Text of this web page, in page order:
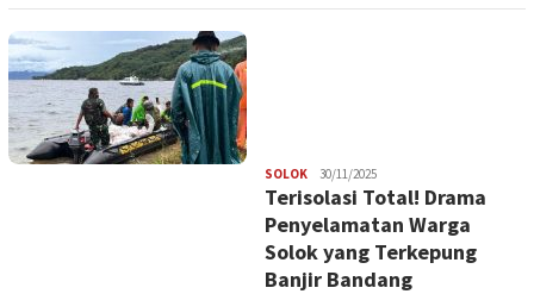
SOLOKRedaksi
30/11/2025
Terisolasi Total! Drama
Penyelamatan Warga
Solok yang Terkepung
Banjir Bandang